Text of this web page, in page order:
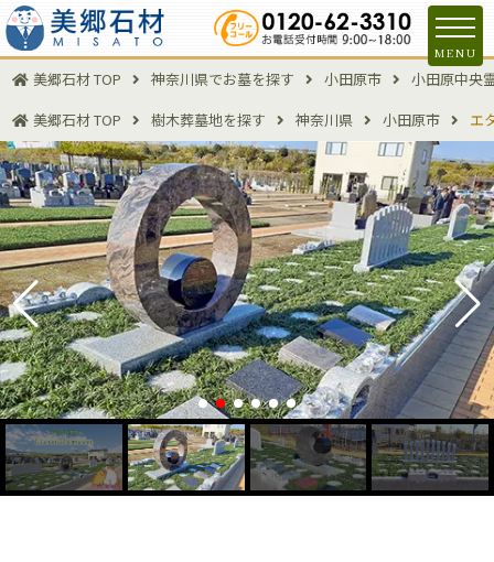
MENU
美郷石材 TOP 神奈川県でお墓を探す 小田原市
小田原中央
美郷石材 TOP
樹木葬墓地を探す 神奈川県 小田原市 エ